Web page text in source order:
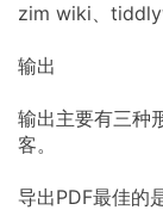
zim wiki、
输出
输出主要有三种
客。
导出PDF最佳的